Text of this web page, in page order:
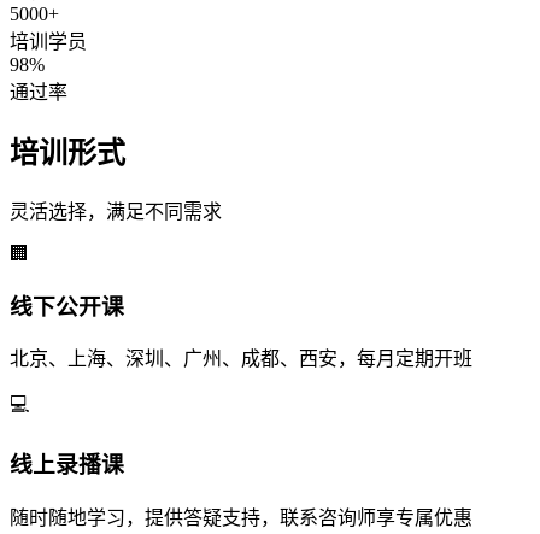
5000+
培训学员
98%
通过率
培训形式
灵活选择，满足不同需求
🏢
线下公开课
北京、上海、深圳、广州、成都、西安，每月定期开班
💻
线上录播课
随时随地学习，提供答疑支持，联系咨询师享专属优惠